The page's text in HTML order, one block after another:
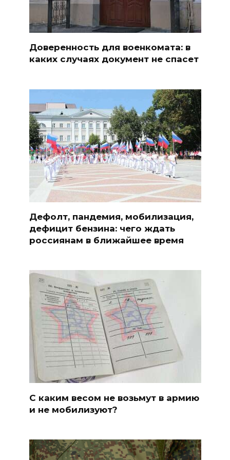
Доверенность для военкомата: в
каких случаях документ не спасет
Дефолт, пандемия, мобилизация,
дефицит бензина: чего ждать
россиянам в ближайшее время
С каким весом не возьмут в армию
и не мобилизуют?